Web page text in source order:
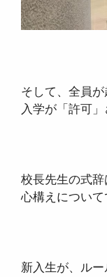
そして、全員が
入学が「許可」
校長先生の式
心構えについて
新入生が、ル